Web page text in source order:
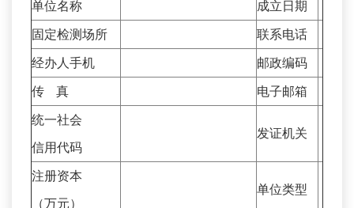
单位名称
成立日期
固定检测场所
联系电话
经办人手机
邮政编码
传 真
电子邮箱
统一社会
信用代码
发证机关
注册资本
（万元）
单位类型